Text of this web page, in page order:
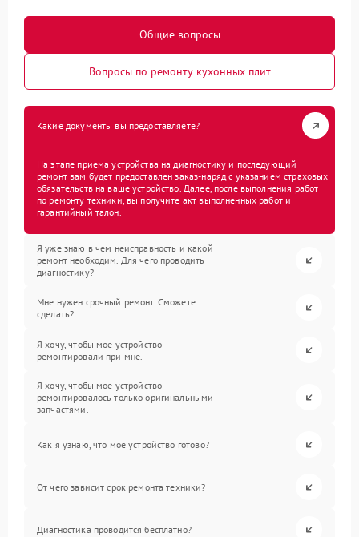
Общие вопросы
Вопросы по ремонту кухонных плит
Какие документы вы предоставляете?
На этапе приема устройства на диагностику и последующий
ремонт вам будет предоставлен заказ-наряд с указанием страховых
обязательств на ваше устройство. Далее, после выполнения работ
по ремонту техники, вы получите акт выполненных работ и
гарантийный талон.
Я уже знаю в чем неисправность и какой
ремонт необходим. Для чего проводить
диагностику?
Мне нужен срочный ремонт. Сможете
сделать?
Я хочу, чтобы мое устройство
ремонтировали при мне.
Я хочу, чтобы мое устройство
ремонтировалось только оригинальными
запчастями.
Как я узнаю, что мое устройство готово?
От чего зависит срок ремонта техники?
Диагностика проводится бесплатно?